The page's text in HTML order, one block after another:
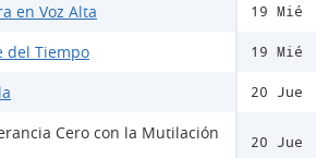
en Voz Alta
del Tiempo
Cero con la Mutilación
19 Mié
19 Mié
20 Jue
20 Jue